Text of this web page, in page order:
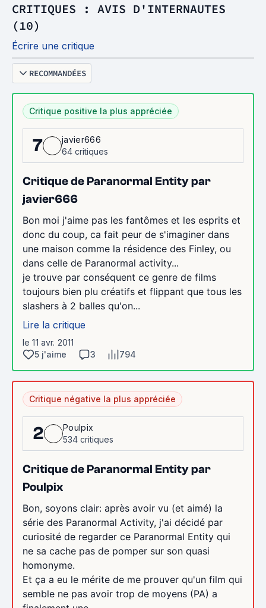
CRITIQUES : AVIS D'INTERNAUTES
(10)
Écrire une critique
RECOMMANDÉES
Critique positive la plus appréciée
7
javier666
64 critiques
Critique de Paranormal Entity par
javier666
Bon moi j'aime pas les fantômes et les esprits et
donc du coup, ca fait peur de s'imaginer dans
une maison comme la résidence des Finley, ou
dans celle de Paranormal activity...
je trouve par conséquent ce genre de films
toujours bien plu créatifs et flippant que tous les
slashers à 2 balles qu'on...
Lire la critique
le 11 avr. 2011
5 j'aime
3 794
Critique négative la plus appréciée
2
Poulpix
534 critiques
Critique de Paranormal Entity par
Poulpix
Bon, soyons clair: après avoir vu (et aimé) la
série des Paranormal Activity, j'ai décidé par
curiosité de regarder ce Paranormal Entity qui
ne sa cache pas de pomper sur son quasi
homonyme.
Et ça a eu le mérite de me prouver qu'un film qui
semble ne pas avoir trop de moyens (PA) a